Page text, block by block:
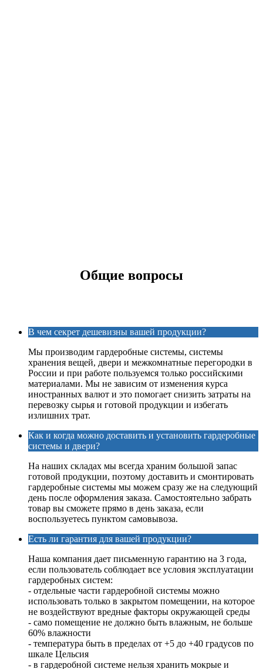
Общие вопросы
В чем секрет дешевизны вашей продукции?
Мы производим гардеробные системы, системы
хранения вещей, двери и межкомнатные перегородки в
России и при работе пользуемся только российскими
материалами. Мы не зависим от изменения курса
иностранных валют и это помогает снизить затраты на
перевозку сырья и готовой продукции и избегать
излишних трат.
Как и когда можно доставить и установить гардеробные
системы и двери?
На наших складах мы всегда храним большой запас
готовой продукции, поэтому доставить и смонтировать
гардеробные системы мы можем сразу же на следующий
день после оформления заказа. Самостоятельно забрать
товар вы сможете прямо в день заказа, если
воспользуетесь пунктом самовывоза.
Есть ли гарантия для вашей продукции?
Наша компания дает письменную гарантию на 3 года,
если пользователь соблюдает все условия эксплуатации
гардеробных систем:
- отдельные части гардеробной системы можно
использовать только в закрытом помещении, на которое
не воздействуют вредные факторы окружающей среды
- само помещение не должно быть влажным, не больше
60% влажности
- температура быть в пределах от +5 до +40 градусов по
шкале Цельсия
- в гардеробной системе нельзя хранить мокрые и